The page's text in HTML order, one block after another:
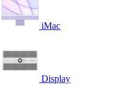
iMac
Display